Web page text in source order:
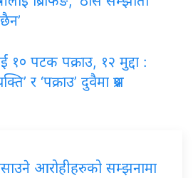
१० पटक पक्राउ, १२ मुद्दा :
र ‘पक्राउ’ दुवैमा प्रश्न
आरोहीहरुको सम्झनामा